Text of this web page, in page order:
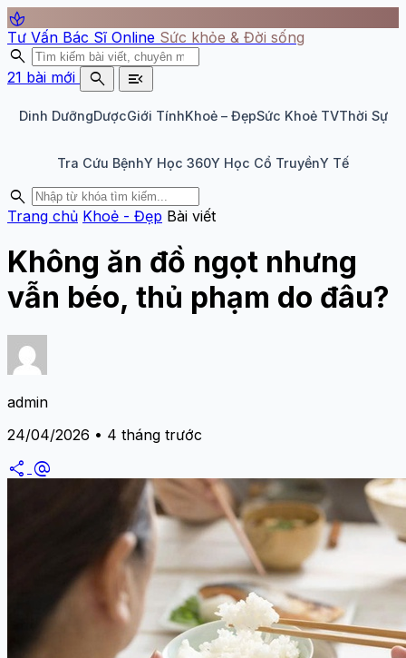
spa
Tư Vấn Bác Sĩ Online Sức khỏe & Đời sống
search
21 bài mới search menu_open
Dinh DưỡngDượcGiới TínhKhoẻ – ĐẹpSức Khoẻ TVThời Sự
Tra Cứu BệnhY Học 360Y Học Cổ TruyềnY Tế
search
Trang chủ Khoẻ - Đẹp Bài viết
Không ăn đồ ngọt nhưng
vẫn béo, thủ phạm do đâu?
admin
24/04/2026 • 4 tháng trước
share alternate_email